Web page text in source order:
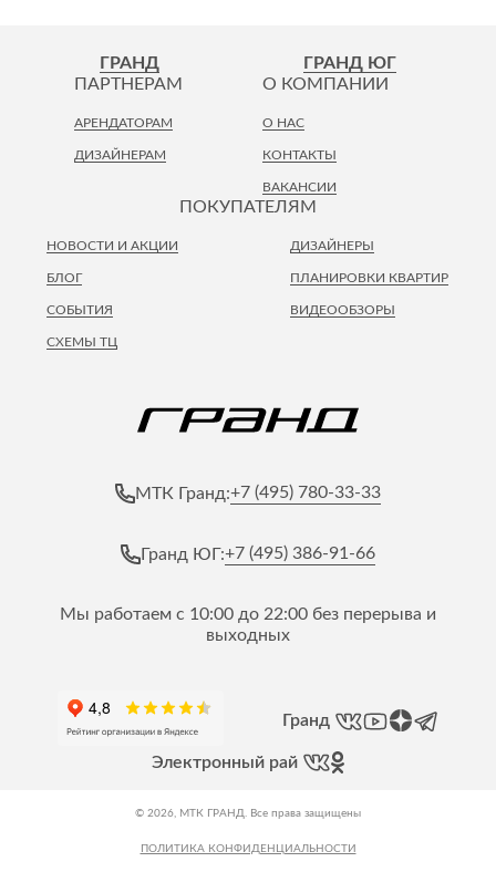
ГРАНД ГРАНД ЮГ
ПОКУПАТЕЛЯМ
НОВОСТИ И АКЦИИ
ПЛАНИРОВКИ КВАРТИР
ВИДЕООБЗОРЫ
БЛОГ
СОБЫТИЯ
СХЕМЫ ТЦ
ДИЗАЙНЕРЫ
ПАРТНЕРАМ
АРЕНДАТОРАМ
ДИЗАЙНЕРАМ
О КОМПАНИИ
О НАС
КОНТАКТЫ
ВАКАНСИИ
МТК Гранд:+7 (495) 780-33-33
Гранд ЮГ:+7 (495) 386-91-66
Мы работаем с 10:00 до 22:00 без перерыва и
выходных
Гранд
Электронный рай
© 2026, МТК ГРАНД. Все права защищены
ПОЛИТИКА КОНФИДЕНЦИАЛЬНОСТИ